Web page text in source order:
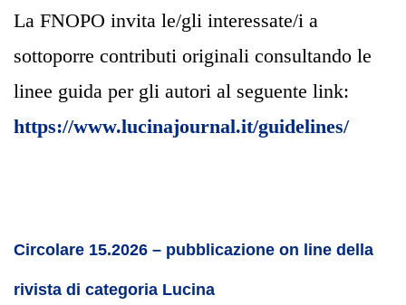
La FNOPO invita le/gli interessate/i a
sottoporre contributi originali consultando le
linee guida per gli autori al seguente link:
https://www.lucinajournal.it/guidelines/
Circolare 15.2026 – pubblicazione on line della
rivista di categoria Lucina